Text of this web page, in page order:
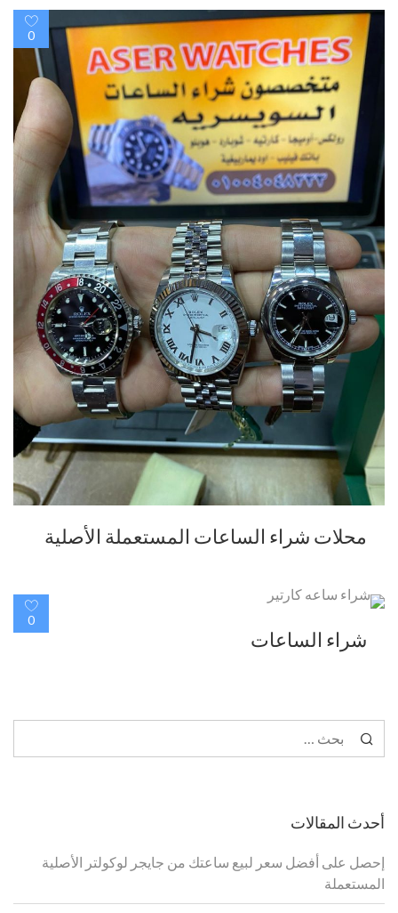
0
محلات شراء الساعات المستعملة الأصلية
0
شراء الساعات
البحث
عن:
أحدث المقالات
إحصل على أفضل سعر لبيع ساعتك من جايجر لوكولتر الأصلية
المستعملة